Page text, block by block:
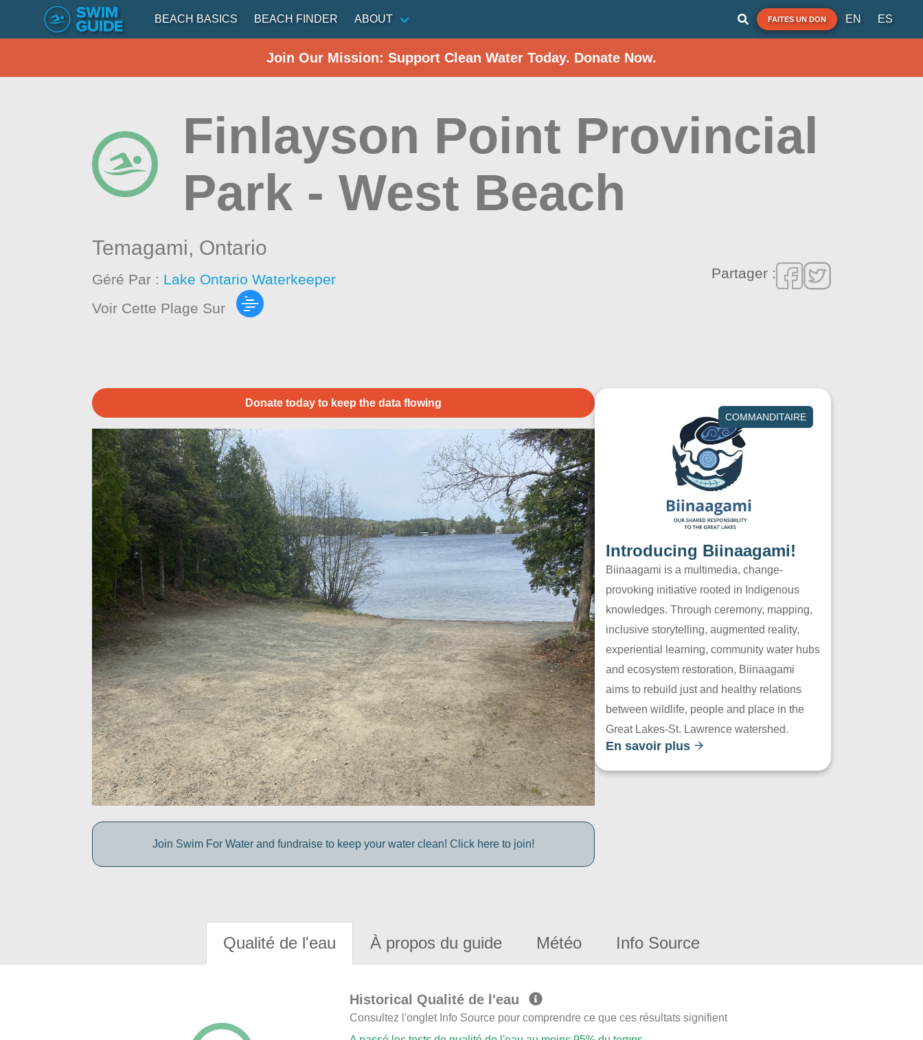
BEACH BASICS BEACH FINDER ABOUT FAITES UN DON EN ES
Join Our Mission: Support Clean Water Today. Donate Now.
Finlayson Point Provincial
Park - West Beach
Temagami, Ontario
Géré Par : Lake Ontario Waterkeeper
Voir Cette Plage Sur
Partager :
Donate today to keep the data flowing
Join Swim For Water and fundraise to keep your water clean! Click here to join!
COMMANDITAIRE
Introducing Biinaagami!
Biinaagami is a multimedia, change-
provoking initiative rooted in Indigenous
knowledges. Through ceremony, mapping,
inclusive storytelling, augmented reality,
experiential learning, community water hubs
and ecosystem restoration, Biinaagami
aims to rebuild just and healthy relations
between wildlife, people and place in the
Great Lakes-St. Lawrence watershed.
En savoir plus
Qualité de l'eau À propos du guide Météo Info Source
Historical Qualité de l'eau
Consultez l'onglet Info Source pour comprendre ce que ces résultats signifient